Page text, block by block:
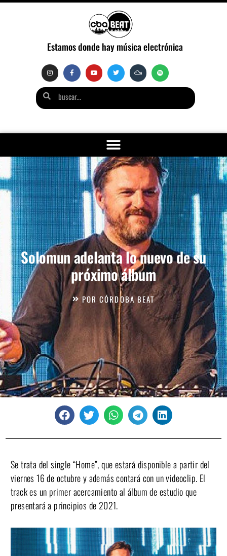
Estamos donde hay música electrónica
Solomun adelanta lo nuevo de su
próximo álbum
POR CÓRDOBA BEAT
Se trata del single “Home”, que estará disponible a partir del
viernes 16 de octubre y además contará con un videoclip. El
track es un primer acercamiento al álbum de estudio que
presentará a principios de 2021.